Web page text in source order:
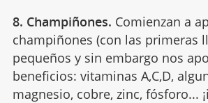
8. Champiñones. Comienzan a
champiñones (con las primeras
pequeños y sin embargo nos
beneficios: vitaminas A,C,D,
magnesio, cobre, zinc, fósforo...